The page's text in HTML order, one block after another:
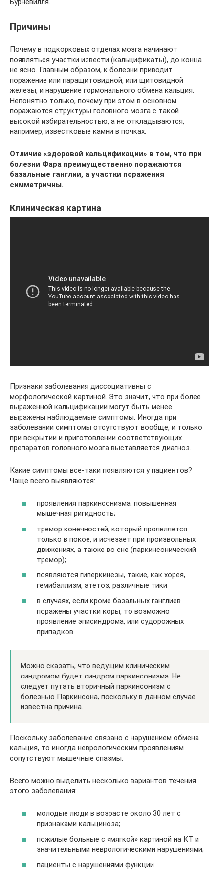
Бурневилля.
Причины
Почему в подкорковых отделах мозга начинают
появляться участки извести (кальцификаты), до конца
не ясно. Главным образом, к болезни приводит
поражение или паращитовидной, или щитовидной
железы, и нарушение гормонального обмена кальция.
Непонятно только, почему при этом в основном
поражаются структуры головного мозга с такой
высокой избирательностью, а не откладываются,
например, известковые камни в почках.
Отличие «здоровой кальцификации» в том, что при
болезни Фара преимущественно поражаются
базальные ганглии, а участки поражения
симметричны.
Клиническая картина
Признаки заболевания диссоциативны с
морфологической картиной. Это значит, что при более
выраженной кальцификации могут быть менее
выражены наблюдаемые симптомы. Иногда при
заболевании симптомы отсутствуют вообще, и только
при вскрытии и приготовлении соответствующих
препаратов головного мозга выставляется диагноз.
Какие симптомы все-таки появляются у пациентов?
Чаще всего выявляются:
проявления паркинсонизма: повышенная
мышечная ригидность;
тремор конечностей, который проявляется
только в покое, и исчезает при произвольных
движениях, а также во сне (паркинсонический
тремор);
появляются гиперкинезы, такие, как хорея,
гемибаллизм, атетоз, различные тики
в случаях, если кроме базальных ганглиев
поражены участки коры, то возможно
проявление эписиндрома, или судорожных
припадков.
Можно сказать, что ведущим клиническим
синдромом будет синдром паркинсонизма. Не
следует путать вторичный паркинсонизм с
болезнью Паркинсона, поскольку в данном случае
известна причина.
Поскольку заболевание связано с нарушением обмена
кальция, то иногда неврологическим проявлениям
сопутствуют мышечные спазмы.
Всего можно выделить несколько вариантов течения
этого заболевания:
молодые люди в возрасте около 30 лет с
признаками кальциноза;
пожилые больные с «мягкой» картиной на КТ и
значительными неврологическими нарушениями;
пациенты с нарушениями функции